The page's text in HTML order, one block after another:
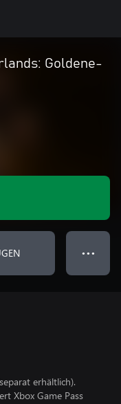
Goldene-
● ● ●
erhältlich).
Xbox Game Pass